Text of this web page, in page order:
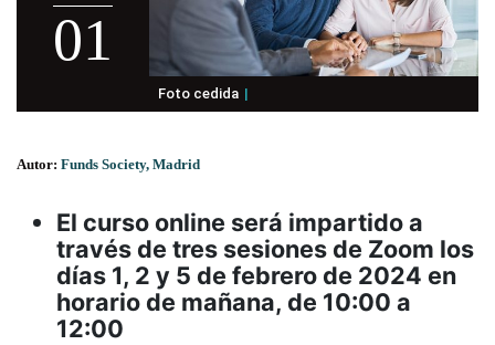
01
Foto cedida
Autor: Funds Society, Madrid
El curso online será impartido a
través de tres sesiones de Zoom los
días 1, 2 y 5 de febrero de 2024 en
horario de mañana, de 10:00 a
12:00